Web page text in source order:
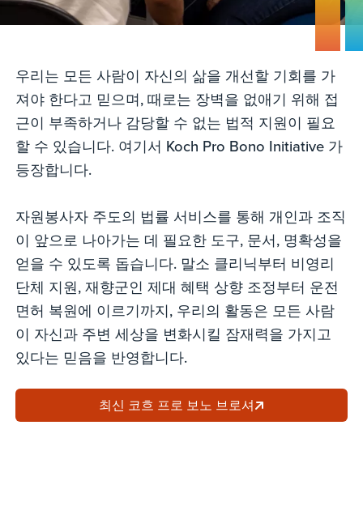
우리는 모든 사람이 자신의 삶을 개선할 기회를 가
져야 한다고 믿으며, 때로는 장벽을 없애기 위해 접
근이 부족하거나 감당할 수 없는 법적 지원이 필요
할 수 있습니다. 여기서 Koch Pro Bono Initiative 가
등장합니다.
자원봉사자 주도의 법률 서비스를 통해 개인과 조직
이 앞으로 나아가는 데 필요한 도구, 문서, 명확성을
얻을 수 있도록 돕습니다. 말소 클리닉부터 비영리
단체 지원, 재향군인 제대 혜택 상향 조정부터 운전
면허 복원에 이르기까지, 우리의 활동은 모든 사람
이 자신과 주변 세상을 변화시킬 잠재력을 가지고
있다는 믿음을 반영합니다.
최신 코흐 프로 보노 브로셔